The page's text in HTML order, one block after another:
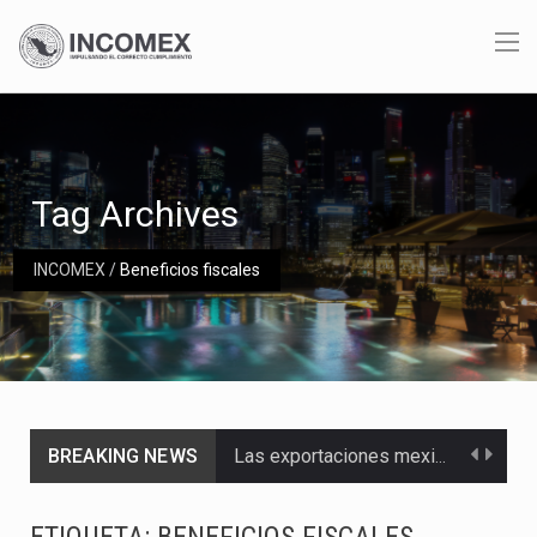
INCOMEX/ Beneficios fiscales
Tag Archives
BREAKING NEWS Las exportaciones mexicanas de vehículos ligeros disminuyeron 9.67 % en julio a tasa anual, alcanzando…